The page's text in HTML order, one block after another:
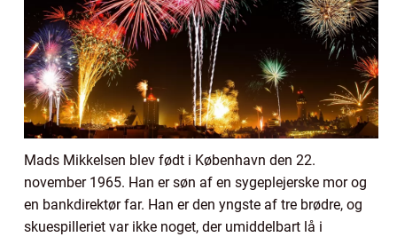
Mads Mikkelsen blev født i København den 22.
november 1965. Han er søn af en sygeplejerske mor og
en bankdirektør far. Han er den yngste af tre brødre, og
skuespilleriet var ikke noget, der umiddelbart lå i